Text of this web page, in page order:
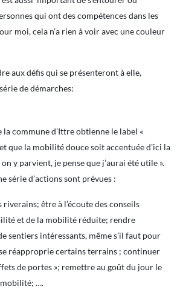
qui ont des compétences dans les
moi, cela n’a rien à voir avec une couleur
aux défis qui se présenteront à elle,
de démarches:
commune d’Ittre obtienne le label «
que la mobilité douce soit accentuée d’ici la
y parvient, je pense que j’aurai été utile ».
série d’actions sont prévues :
être à l’écoute des conseils
et de la mobilité réduite; rendre
sentiers intéressants, même s’il faut pour
réapproprie certains terrains ; continuer
de portes »; remettre au goût du jour le
mobilité; ….